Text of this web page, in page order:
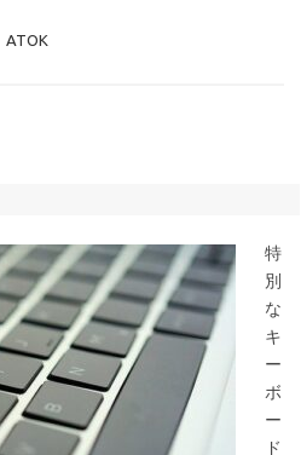
ATOK
特
別
な
キ
ー
ボ
ー
ド